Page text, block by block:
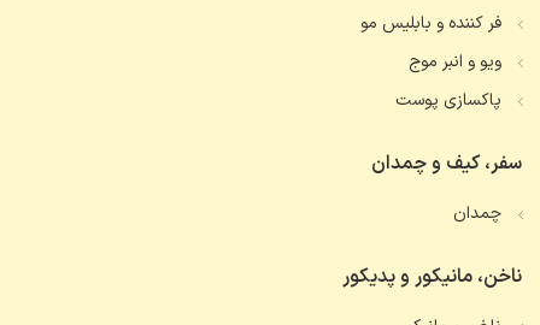
فر کننده و بابلیس مو
ویو و انبر موج
پاکسازی پوست
سفر، کیف و چمدان
چمدان
ناخن، مانیکور و پدیکور